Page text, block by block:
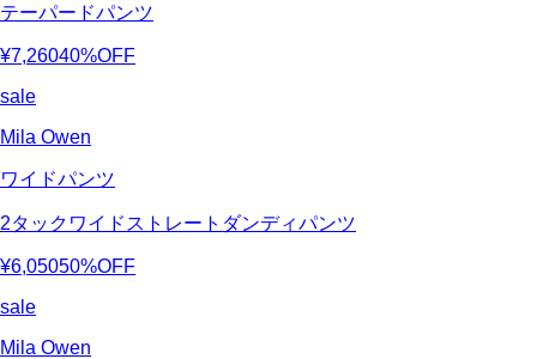
テーパードパンツ
¥7,26040%OFF
sale
Mila Owen
ワイドパンツ
2タックワイドストレートダンディパンツ
¥6,05050%OFF
sale
Mila Owen